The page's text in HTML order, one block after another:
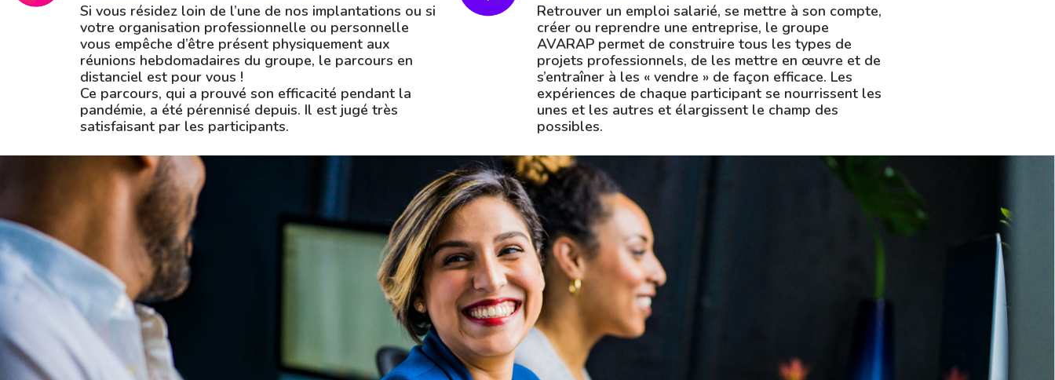
Si vous résidez loin de l’une de nos implantations ou si
votre organisation professionnelle ou personnelle
vous empêche d’être présent physiquement aux
réunions hebdomadaires du groupe, le parcours en
distanciel est pour vous !
Ce parcours, qui a prouvé son efficacité pendant la
pandémie, a été pérennisé depuis. Il est jugé très
satisfaisant par les participants.
Retrouver un emploi salarié, se mettre à son compte,
créer ou reprendre une entreprise, le groupe
AVARAP permet de construire tous les types de
projets professionnels, de les mettre en œuvre et de
s’entraîner à les « vendre » de façon efficace. Les
expériences de chaque participant se nourrissent les
unes et les autres et élargissent le champ des
possibles.